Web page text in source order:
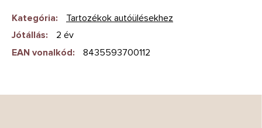
Kategória:
Tartozékok autóülésekhez
Jótállás:
2 év
EAN vonalkód: 8435593700112